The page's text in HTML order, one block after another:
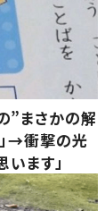
”まさかの解
→衝撃の光
います」